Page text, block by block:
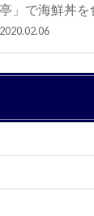
亭」で海鮮丼を
2020.02.06